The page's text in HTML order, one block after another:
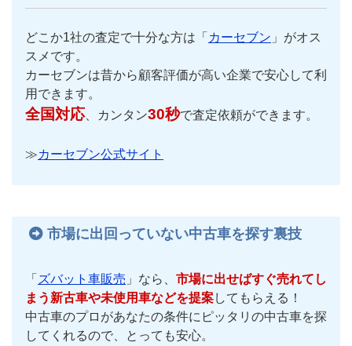
どこか1社の査定で十分な方は「 カーセブン 」がオス
スメです。
カーセブンは昔から顧客評価が高い企業で安心して利
用できます。
全国対応、カンタン30秒で査定依頼ができます。
≫カーセブン公式サイト
市場に出回っていない中古車を探す裏技
「 ズバット車販売 」なら、 市場に出せばすぐ売れてし
まう新古車や未使用車などを提案してもらえる！
中古車のプロがあなたの条件にピッタリの中古車を探
してくれるので、とっても安心。